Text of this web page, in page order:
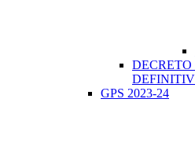
GPS 2023-24